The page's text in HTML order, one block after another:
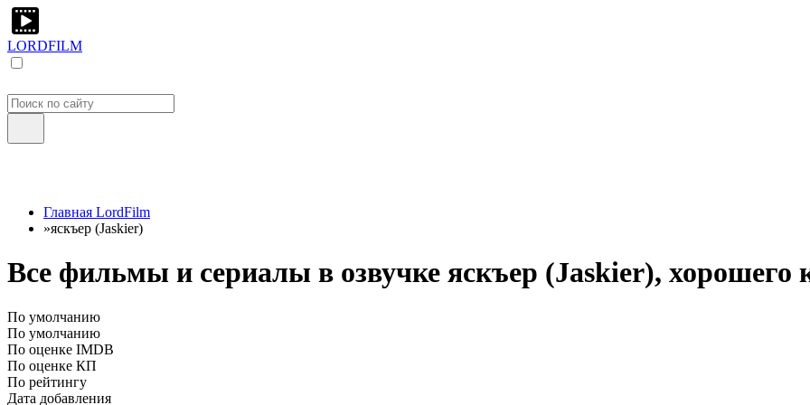
LORDFILM
Главная LordFilm
»яскъер (Jaskier)
Все фильмы и сериалы в озвучке яскъер (Jaskier), хорошего
По умолчанию
По умолчанию
По оценке IMDB
По оценке КП
По рейтингу
Дата добавления